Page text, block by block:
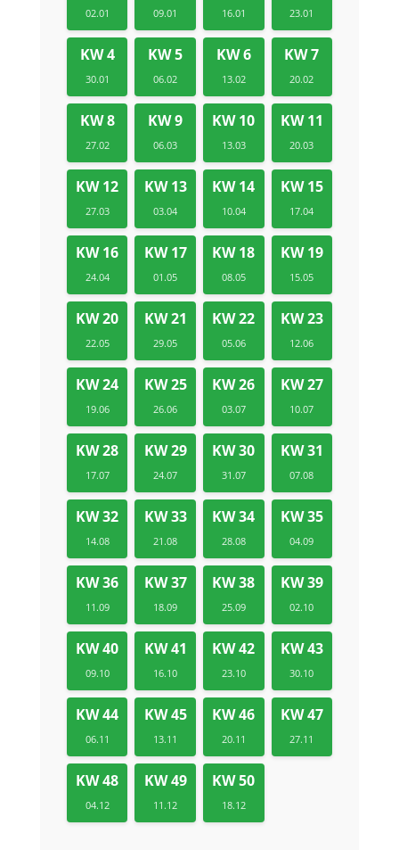
02.01 09.01 16.01 23.01
KW 4
30.01
KW 5
06.02
KW 6
13.02
KW 7
20.02
KW 8
27.02
KW 9
06.03
KW 10
13.03
KW 11
20.03
KW 12
27.03
KW 13
03.04
KW 14
10.04
KW 15
17.04
KW 16
24.04
KW 17
01.05
KW 18
08.05
KW 19
15.05
KW 20
22.05
KW 21
29.05
KW 22
05.06
KW 23
12.06
KW 24
19.06
KW 25
26.06
KW 26
03.07
KW 27
10.07
KW 28
17.07
KW 29
24.07
KW 30
31.07
KW 31
07.08
KW 32
14.08
KW 33
21.08
KW 34
28.08
KW 35
04.09
KW 36
11.09
KW 37
18.09
KW 38
25.09
KW 39
02.10
KW 40
09.10
KW 41
16.10
KW 42
23.10
KW 43
30.10
KW 44
06.11
KW 45
13.11
KW 46
20.11
KW 47
27.11
KW 48
04.12
KW 49
11.12
KW 50
18.12